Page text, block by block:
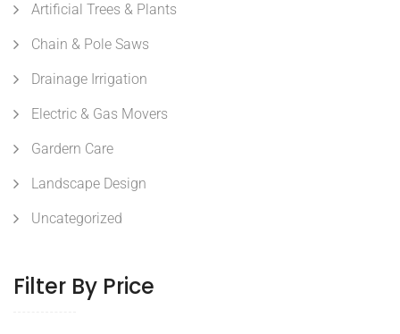
Artificial Trees & Plants
Chain & Pole Saws
Drainage Irrigation
Electric & Gas Movers
Gardern Care
Landscape Design
Uncategorized
Filter By Price